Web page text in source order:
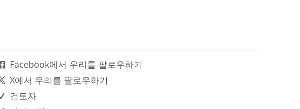
Facebook에서 우리를 팔로우하기
X에서 우리를 팔로우하기
검토자